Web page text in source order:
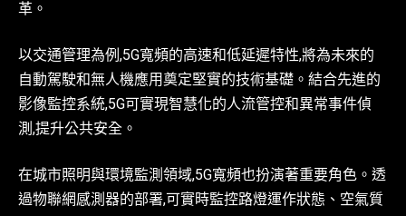
革。
以交通管理為例,5G寬頻的高速和低延遲特性,將為未來的
自動駕駛和無人機應用奠定堅實的技術基礎。結合先進的
影像監控系統,5G可實現智慧化的人流管控和異常事件偵
測,提升公共安全。
在城市照明與環境監測領域,5G寬頻也扮演著重要角色。透
過物聯網感測器的部署,可實時監控路燈運作狀態、空氣質